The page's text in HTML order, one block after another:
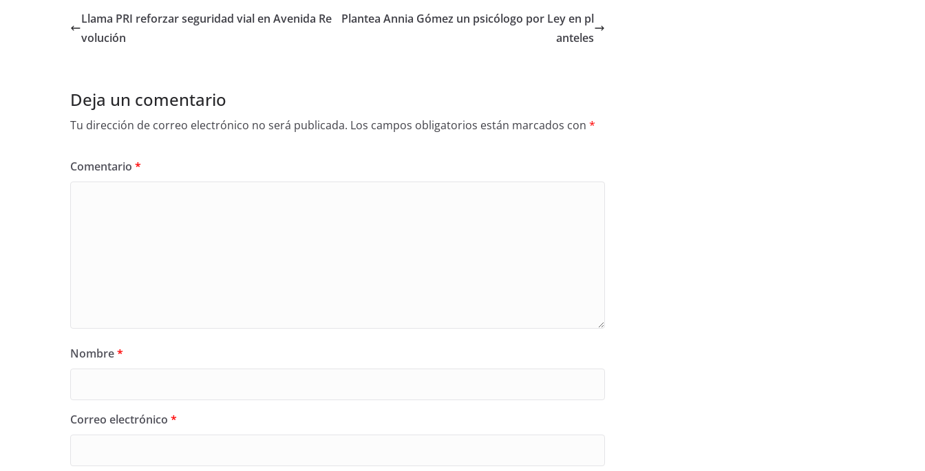
e
b
k
er e
Llama PRI reforzar seguridad vial en Avenida Re
volución
Plantea Annia Gómez un psicólogo por Ley en pl
anteles
Deja un comentario
Tu dirección de correo electrónico no será publicada. Los campos obligatorios están marcados con *
Comentario *
Nombre*
Correo electrónico *